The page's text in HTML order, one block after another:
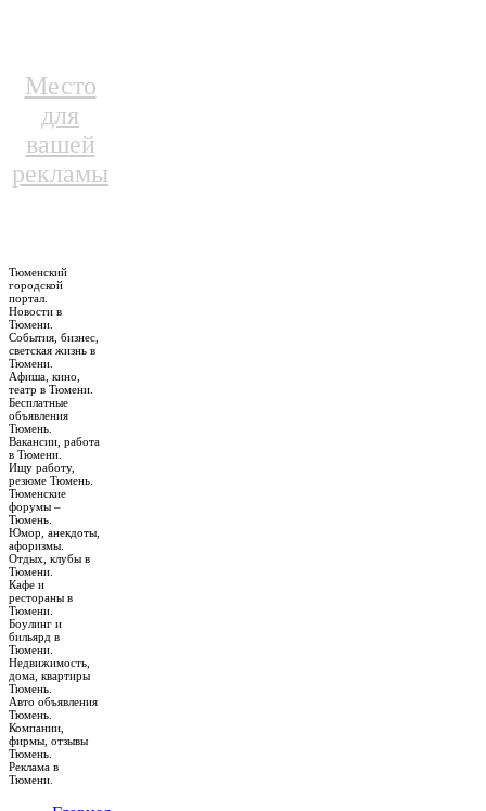
Место
для
вашей
рекламы
Тюменский
городской
портал.
Новости в
Тюмени.
События, бизнес,
светская жизнь в
Тюмени.
Афиша, кино,
театр в Тюмени.
Бесплатные
объявления
Тюмень.
Вакансии, работа
в Тюмени.
Ищу работу,
резюме Тюмень.
Тюменские
форумы –
Тюмень.
Юмор, анекдоты,
афоризмы.
Отдых, клубы в
Тюмени.
Кафе и
рестораны в
Тюмени.
Боулинг и
бильярд в
Тюмени.
Недвижимость,
дома, квартиры
Тюмень.
Авто объявления
Тюмень.
Компании,
фирмы, отзывы
Тюмень.
Реклама в
Тюмени.